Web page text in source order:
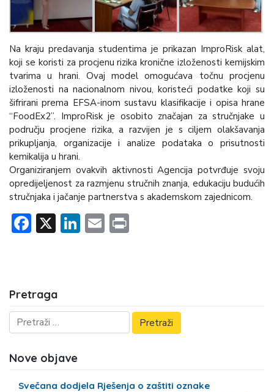
Na kraju predavanja studentima je prikazan ImproRisk alat,
koji se koristi za procjenu rizika kronične izloženosti kemijskim
tvarima u hrani. Ovaj model omogućava točnu procjenu
izloženosti na nacionalnom nivou, koristeći podatke koji su
šifrirani prema EFSA-inom sustavu klasifikacije i opisa hrane
“FoodEx2”. ImproRisk je osobito značajan za stručnjake u
području procjene rizika, a razvijen je s ciljem olakšavanja
prikupljanja, organizacije i analize podataka o prisutnosti
kemikalija u hrani.
Organiziranjem ovakvih aktivnosti Agencija potvrđuje svoju
opredijeljenost za razmjenu stručnih znanja, edukaciju budućih
stručnjaka i jačanje partnerstva s akademskom zajednicom.
Facebook
X LinkedIn
Email
Pretraga
Nove objave
Svečana dodjela Rješenja o zaštiti oznake